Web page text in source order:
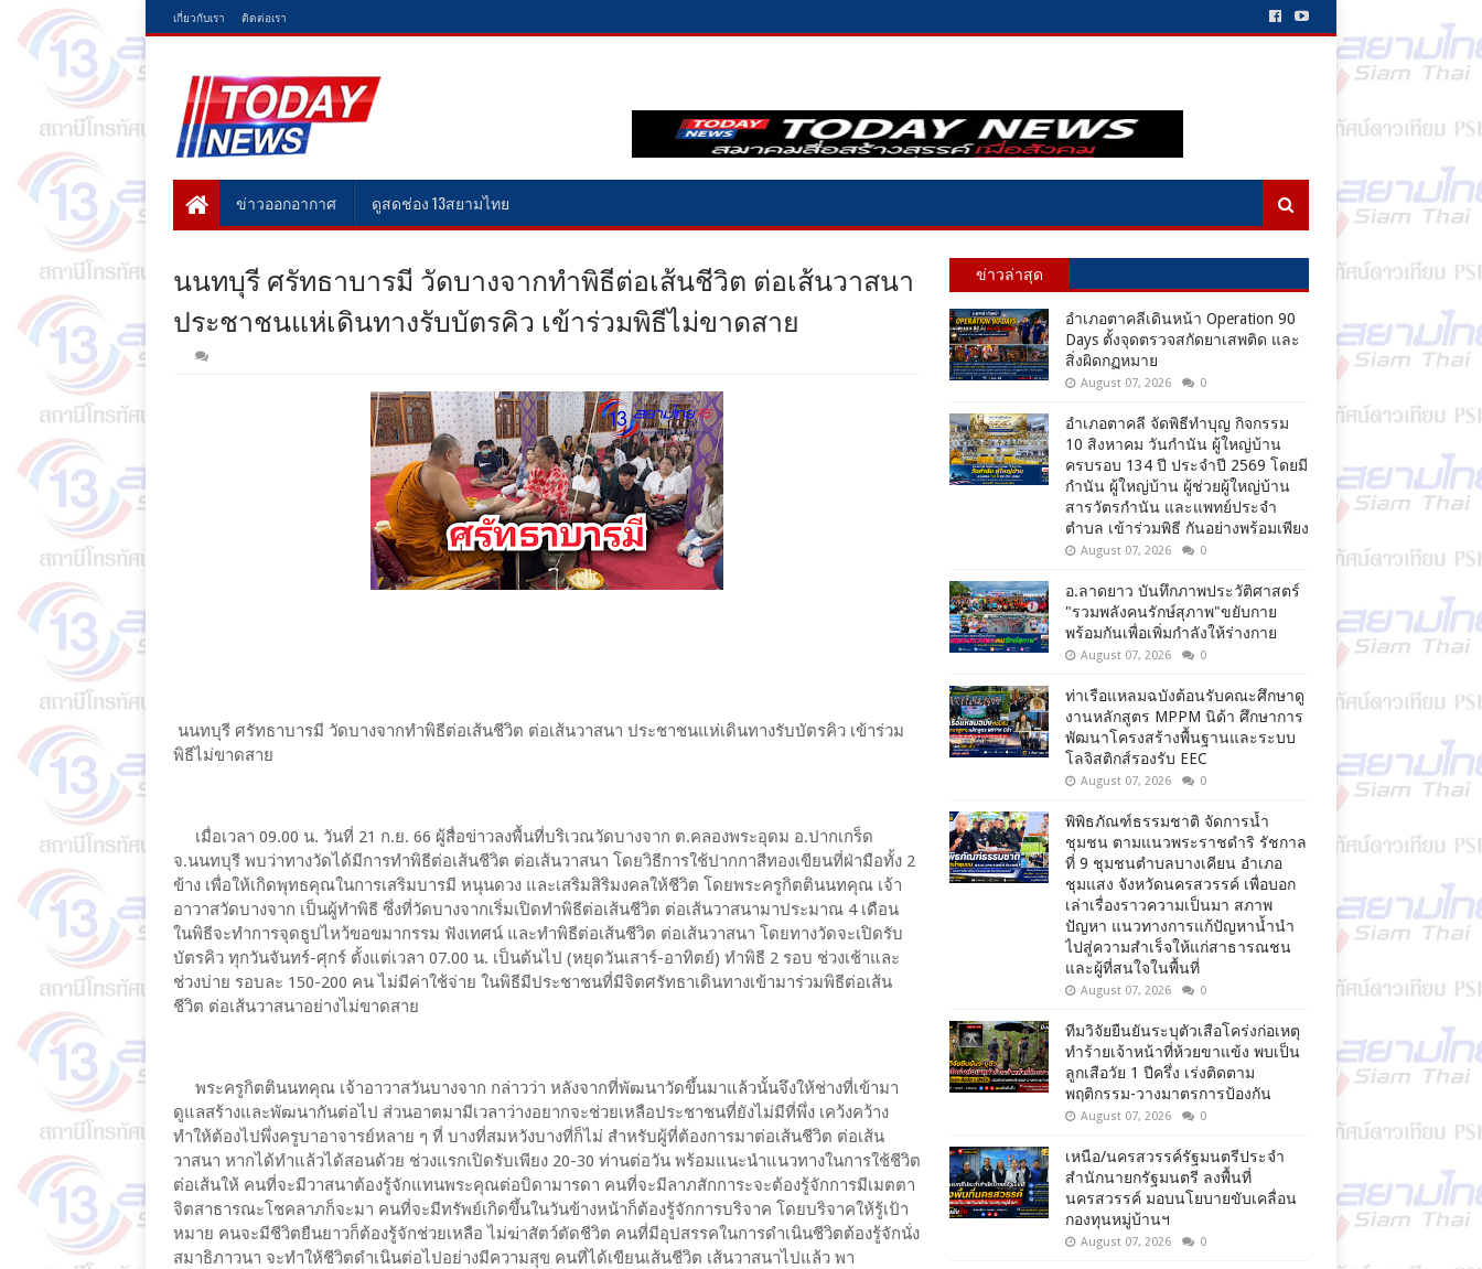
เกี่ยวกับเรา ติดต่อเรา
ข่าวออกอากาศ ดูสดช่อง 13สยามไทย
นนทบุรี ศรัทธาบารมี วัดบางจากทำพิธีต่อเส้นชีวิต ต่อเส้นวาสนา
ประชาชนแห่เดินทางรับบัตรคิว เข้าร่วมพิธีไม่ขาดสาย
นนทบุรี ศรัทธาบารมี วัดบางจากทำพิธีต่อเส้นชีวิต ต่อเส้นวาสนา ประชาชนแห่เดินทางรับบัตรคิว เข้าร่วม
พิธีไม่ขาดสาย
เมื่อเวลา 09.00 น. วันที่ 21 ก.ย. 66 ผู้สื่อข่าวลงพื้นที่บริเวณวัดบางจาก ต.คลองพระอุดม อ.ปากเกร็ด
จ.นนทบุรี พบว่าทางวัดได้มีการทำพิธีต่อเส้นชีวิต ต่อเส้นวาสนา โดยวิธีการใช้ปากกาสีทองเขียนที่ฝ่ามือทั้ง 2
ข้าง เพื่อให้เกิดพุทธคุณในการเสริมบารมี หนุนดวง และเสริมสิริมงคลให้ชีวิต โดยพระครูกิตตินนทคุณ เจ้า
อาวาสวัดบางจาก เป็นผู้ทำพิธี ซึ่งที่วัดบางจากเริ่มเปิดทำพิธีต่อเส้นชีวิต ต่อเส้นวาสนามาประมาณ 4 เดือน
ในพิธีจะทำการจุดธูปไหว้ขอขมากรรม ฟังเทศน์ และทำพิธีต่อเส้นชีวิต ต่อเส้นวาสนา โดยทางวัดจะเปิดรับ
บัตรคิว ทุกวันจันทร์-ศุกร์ ตั้งแต่เวลา 07.00 น. เป็นต้นไป (หยุดวันเสาร์-อาทิตย์) ทำพิธี 2 รอบ ช่วงเช้าและ
ช่วงบ่าย รอบละ 150-200 คน ไม่มีค่าใช้จ่าย ในพิธีมีประชาชนที่มีจิตศรัทธาเดินทางเข้ามาร่วมพิธีต่อเส้น
ชีวิต ต่อเส้นวาสนาอย่างไม่ขาดสาย
พระครูกิตตินนทคุณ เจ้าอาวาสวันบางจาก กล่าวว่า หลังจากที่พัฒนาวัดขึ้นมาแล้วนั้นจึงให้ช่างที่เข้ามา
ดูแลสร้างและพัฒนากันต่อไป ส่วนอาตมามีเวลาว่างอยากจะช่วยเหลือประชาชนที่ยังไม่มีที่พึ่ง เคว้งคว้าง
ทำให้ต้องไปพึ่งครูบาอาจารย์หลาย ๆ ที่ บางที่สมหวังบางที่ก็ไม่ สำหรับผู้ที่ต้องการมาต่อเส้นชีวิต ต่อเส้น
วาสนา หากได้ทำแล้วได้สอนด้วย ช่วงแรกเปิดรับเพียง 20-30 ท่านต่อวัน พร้อมแนะนำแนวทางในการใช้ชีวิต
ต่อเส้นให้ คนที่จะมีวาสนาต้องรู้จักแทนพระคุณต่อบิดามารดา คนที่จะมีลาภสักการะจะต้องรู้จักการมีเมตตา
จิตสาธารณะโชคลาภก็จะมา คนที่จะมีทรัพย์เกิดขึ้นในวันข้างหน้าก็ต้องรู้จักการบริจาค โดยบริจาคให้รู้เป้า
หมาย คนจะมีชีวิตยืนยาวก็ต้องรู้จักช่วยเหลือ ไม่ฆ่าสัตว์ตัดชีวิต คนที่มีอุปสรรคในการดำเนินชีวิตต้องรู้จักนั่ง
สมาธิภาวนา จะทำให้ชีวิตดำเนินต่อไปอย่างมีความสุข คนที่ได้เขียนเส้นชีวิต เส้นวาสนาไปแล้ว พา
ข่าวล่าสุด
อำเภอตาคลีเดินหน้า Operation 90
Days ตั้งจุดตรวจสกัดยาเสพติด และ
สิ่งผิดกฏหมาย
August 07, 2026 0
อำเภอตาคลี จัดพิธีทำบุญ กิจกรรม
10 สิงหาคม วันกำนัน ผู้ใหญ่บ้าน
ครบรอบ 134 ปี ประจำปี 2569 โดยมี
กำนัน ผู้ใหญ่บ้าน ผู้ช่วยผู้ใหญ่บ้าน
สารวัตรกำนัน และแพทย์ประจำ
ตำบล เข้าร่วมพิธี กันอย่างพร้อมเพียง
August 07, 2026 0
อ.ลาดยาว บันทึกภาพประวัติศาสตร์
"รวมพลังคนรักษ์สุภาพ"ขยับกาย
พร้อมกันเพื่อเพิ่มกำลังให้ร่างกาย
August 07, 2026 0
ท่าเรือแหลมฉบังต้อนรับคณะศึกษาดู
งานหลักสูตร MPPM นิด้า ศึกษาการ
พัฒนาโครงสร้างพื้นฐานและระบบ
โลจิสติกส์รองรับ EEC
August 07, 2026 0
พิพิธภัณฑ์ธรรมชาติ จัดการน้ำ
ชุมชน ตามแนวพระราชดำริ รัชกาล
ที่ 9 ชุมชนตำบลบางเคียน อำเภอ
ชุมแสง จังหวัดนครสวรรค์ เพื่อบอก
เล่าเรื่องราวความเป็นมา สภาพ
ปัญหา แนวทางการแก้ปัญหาน้ำนำ
ไปสู่ความสำเร็จให้แก่สาธารณชน
และผู้ที่สนใจในพื้นที่
August 07, 2026 0
ทีมวิจัยยืนยันระบุตัวเสือโคร่งก่อเหตุ
ทำร้ายเจ้าหน้าที่ห้วยขาแข้ง พบเป็น
ลูกเสือวัย 1 ปีครึ่ง เร่งติดตาม
พฤติกรรม-วางมาตรการป้องกัน
August 07, 2026 0
เหนือ/นครสวรรค์รัฐมนตรีประจำ
สำนักนายกรัฐมนตรี ลงพื้นที่
นครสวรรค์ มอบนโยบายขับเคลื่อน
กองทุนหมู่บ้านฯ
August 07, 2026 0